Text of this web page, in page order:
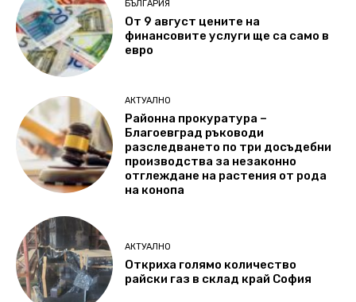
БЪЛГАРИЯ
От 9 август цените на
финансовите услуги ще са само в
евро
АКТУАЛНО
Районна прокуратура –
Благоевград ръководи
разследването по три досъдебни
производства за незаконно
отглеждане на растения от рода
на конопа
АКТУАЛНО
Откриха голямо количество
райски газ в склад край София